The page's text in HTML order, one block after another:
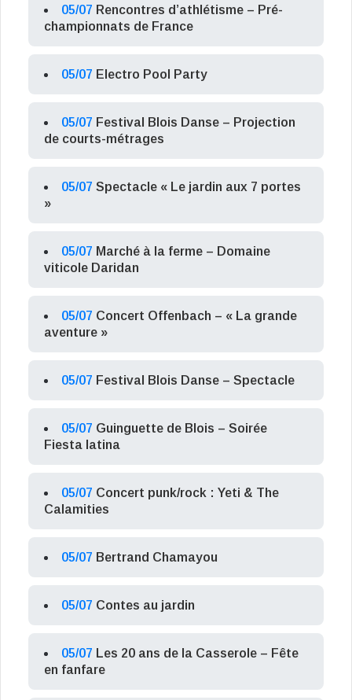
05/07 Rencontres d’athlétisme – Pré-
championnats de France
05/07 Electro Pool Party
05/07 Festival Blois Danse – Projection
de courts-métrages
05/07 Spectacle « Le jardin aux 7 portes
»
05/07 Marché à la ferme – Domaine
viticole Daridan
05/07 Concert Offenbach – « La grande
aventure »
05/07 Festival Blois Danse – Spectacle
05/07 Guinguette de Blois – Soirée
Fiesta latina
05/07 Concert punk/rock : Yeti & The
Calamities
05/07 Bertrand Chamayou
05/07 Contes au jardin
05/07 Les 20 ans de la Casserole – Fête
en fanfare